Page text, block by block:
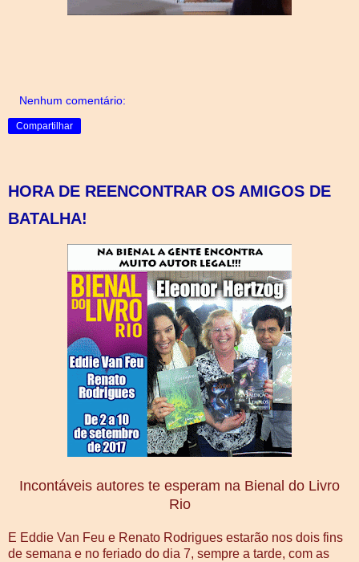
Nenhum comentário:
Compartilhar
HORA DE REENCONTRAR OS AMIGOS DE
BATALHA!
Incontáveis autores te esperam na Bienal do Livro
Rio
E Eddie Van Feu e Renato Rodrigues estarão nos dois fins
de semana e no feriado do dia 7, sempre a tarde, com as